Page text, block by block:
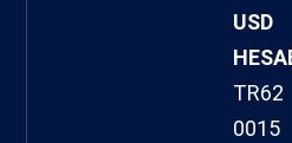
USD
TR62
0015